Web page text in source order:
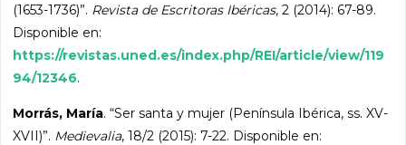
(1653-1736)”. Revista de Escritoras Ibéricas, 2 (2014): 67-89.
Disponible en:
https://revistas.uned.es/index.php/REI/article/view/119
94/12346.
Morrás, María. “Ser santa y mujer (Península Ibérica, ss. XV-
XVII)”. Medievalia, 18/2 (2015): 7-22. Disponible en: